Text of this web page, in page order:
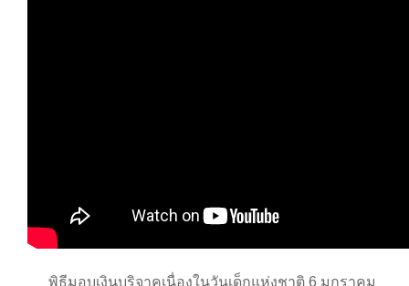
พิธีมอบเงินบริจาคเนื่องในวันเด็กแห่งชาติ 6 มกราคม